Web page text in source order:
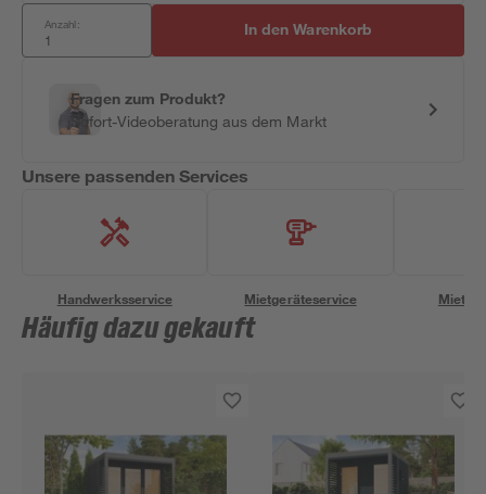
Anzahl: In den Warenkorb
Fragen zum Produkt?
Sofort-Videoberatung aus dem Markt
Unsere passenden Services
Handwerksservice Mietgeräteservice
Häufig dazu gekauft